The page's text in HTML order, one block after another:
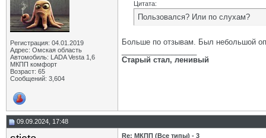
Регистрация: 04.01.2019
Адрес: Омская область
Автомобиль: LADA Vesta 1,6
МКПП комфорт
Возраст: 65
Сообщений: 3,604
Цитата:
Пользовался? Или по слухам?
Больше по отзывам. Был небольшой
Старый стал, ленивый
09.09.2024, 17:48
Re: МКПП (Все типы) - 3